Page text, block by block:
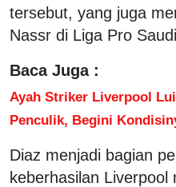
tersebut, yang juga
Nassr di Liga Pro
Baca Juga :
Ayah Striker Liverpool
Penculik, Begini
Diaz menjadi bagian
keberhasilan Liverpool